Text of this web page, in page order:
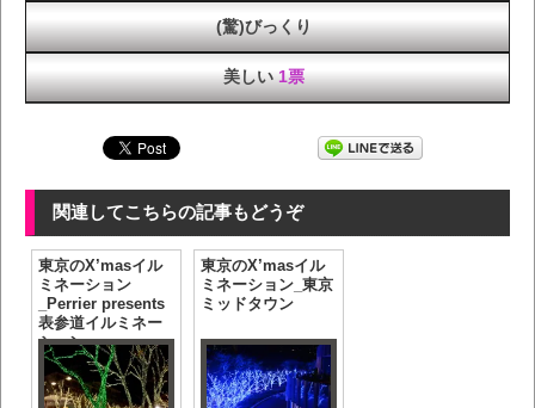
(驚)びっくり
美しい 1票
関連してこちらの記事もどうぞ
東京のX’masイル
ミネーション
_Perrier presents
表参道イルミネー
ション
東京のX’masイル
ミネーション_東京
ミッドタウン